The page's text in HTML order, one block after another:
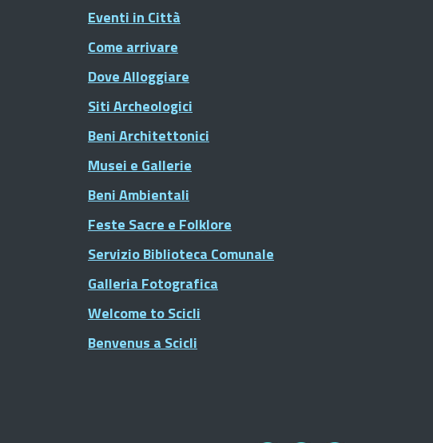
Eventi in Città
Come arrivare
Dove Alloggiare
Siti Archeologici
Beni Architettonici
Musei e Gallerie
Beni Ambientali
Feste Sacre e Folklore
Servizio Biblioteca Comunale
Galleria Fotografica
Welcome to Scicli
Benvenus a Scicli